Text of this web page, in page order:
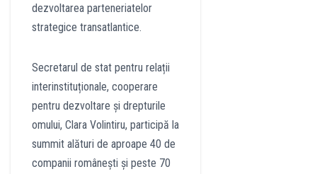
dezvoltarea parteneriatelor
strategice transatlantice.
Secretarul de stat pentru relații
interinstituționale, cooperare
pentru dezvoltare și drepturile
omului, Clara Volintiru, participă la
summit alături de aproape 40 de
companii românești și peste 70